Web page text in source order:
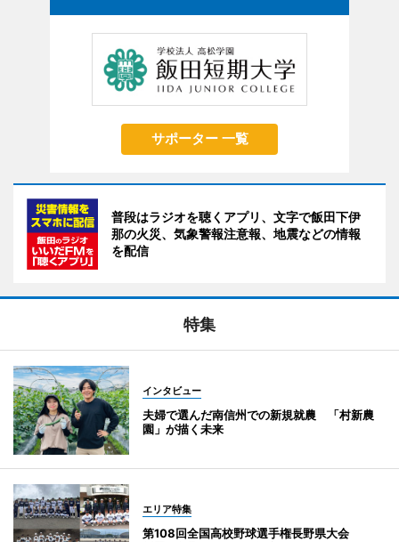
サポーター 一覧
普段はラジオを聴くアプリ、文字で飯田下伊
那の火災、気象警報注意報、地震などの情報
を配信
特集
インタビュー
夫婦で選んだ南信州での新規就農 「村新農
園」が描く未来
エリア特集
第108回全国高校野球選手権長野県大会